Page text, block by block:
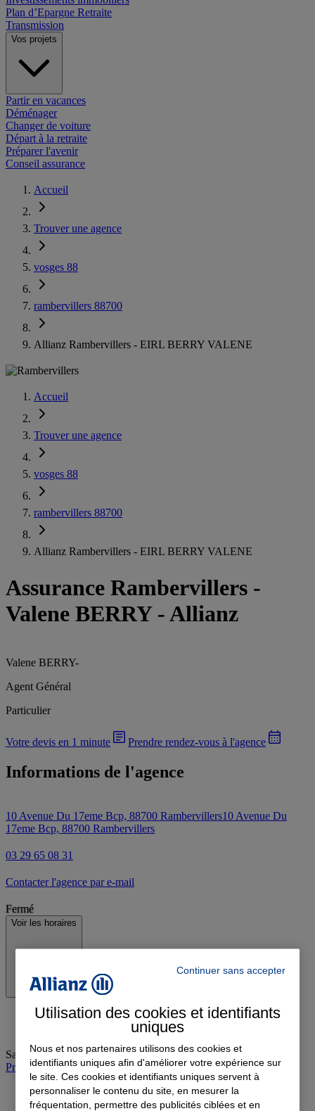
Plan d’Epargne Retraite
Transmission
Vos projets
Partir en vacances
Déménager
Changer de voiture
Départ à la retraite
Préparer l'avenir
Conseil assurance
Accueil
Trouver une agence
vosges 88
rambervillers 88700
Allianz Rambervillers - EIRL BERRY VALENE
Accueil
Trouver une agence
vosges 88
rambervillers 88700
Allianz Rambervillers - EIRL BERRY VALENE
Assurance Rambervillers -
Valene BERRY - Allianz
Valene BERRY-
Agent Général
Particulier
Votre devis en 1 minute Prendre rendez-vous à l'agence
Informations de l'agence
10 Avenue Du 17eme Bcp, 88700 Rambervillers10 Avenue Du
17eme Bcp, 88700 Rambervillers
03 29 65 08 31
Contacter l'agence par e-mail
Fermé
Voir les horaires
Samedi: 08:30-12:00
Prendre rendez-vous à l'agence
Continuer sans accepter
Utilisation des cookies et identifiants
uniques
Nous et nos partenaires utilisons des cookies et
identifiants uniques afin d'améliorer votre expérience sur
le site. Ces cookies et identifiants uniques servent à
personnaliser le contenu du site, en mesurer la
fréquentation, permettre des publicités ciblées et en